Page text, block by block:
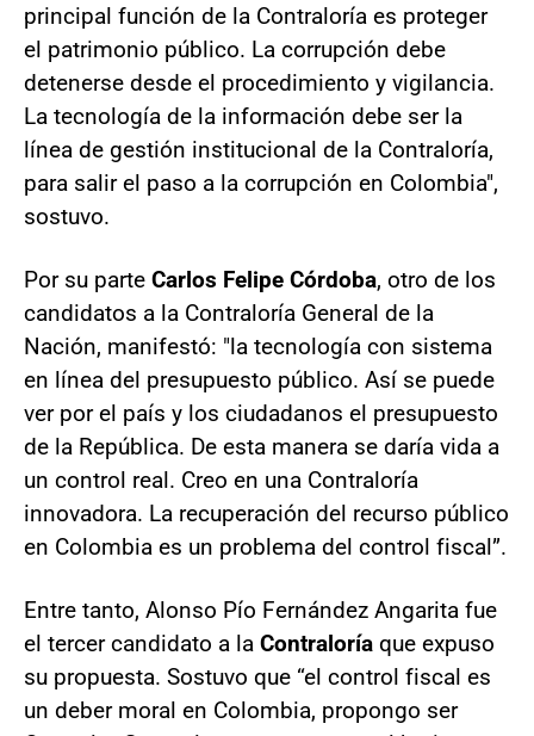
principal función de la Contraloría es proteger
el patrimonio público. La corrupción debe
detenerse desde el procedimiento y vigilancia.
La tecnología de la información debe ser la
línea de gestión institucional de la Contraloría,
para salir el paso a la corrupción en Colombia",
sostuvo.
Por su parte Carlos Felipe Córdoba, otro de los
candidatos a la Contraloría General de la
Nación, manifestó: "la tecnología con sistema
en línea del presupuesto público. Así se puede
ver por el país y los ciudadanos el presupuesto
de la República. De esta manera se daría vida a
un control real. Creo en una Contraloría
innovadora. La recuperación del recurso público
en Colombia es un problema del control fiscal”.
Entre tanto, Alonso Pío Fernández Angarita fue
el tercer candidato a la Contraloría que expuso
su propuesta. Sostuvo que “el control fiscal es
un deber moral en Colombia, propongo ser